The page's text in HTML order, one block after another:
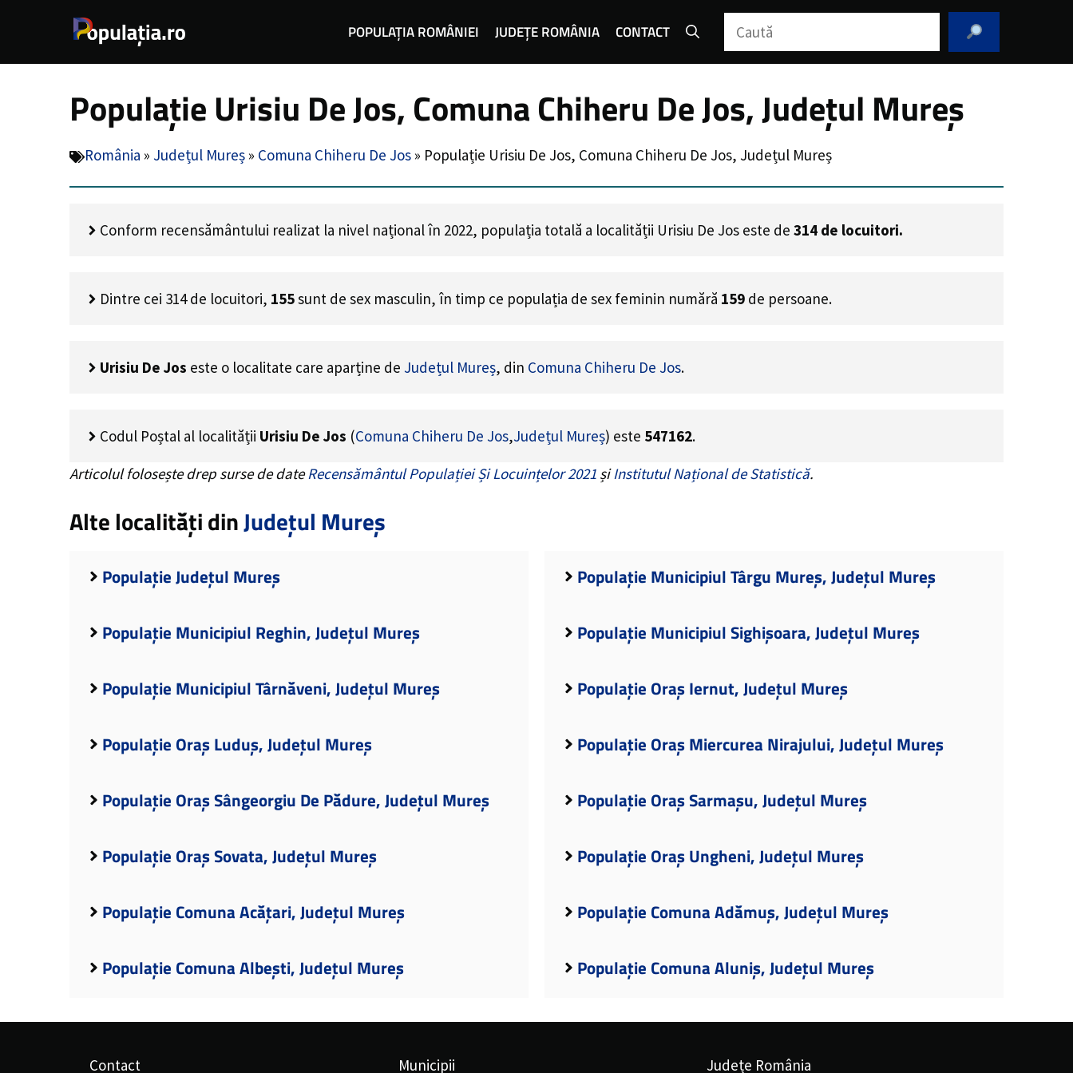
POPULAȚIA ROMÂNIEI JUDEȚE ROMÂNIA CONTACT Caută
Populație Urisiu De Jos, Comuna Chiheru De Jos, Județul Mureș
România » Județul Mureș » Comuna Chiheru De Jos » Populație Urisiu De Jos, Comuna Chiheru De Jos, Județul Mureș
Conform recensământului realizat la nivel național în 2022, populația totală a localității Urisiu De Jos este de 314 de locuitori.
Dintre cei 314 de locuitori, 155sunt de sex masculin, în timp ce populația de sex feminin numără 159 de persoane.
Urisiu De Jos este o localitate care aparține de Județul Mureș, din Comuna Chiheru De Jos.
Codul Poștal al localității Urisiu De Jos (Comuna Chiheru De Jos,Județul Mureș) este 547162.
Articolul folosește drep surse de dateRecensământul Populației Și Locuințelor 2021 șiInstitutul Național de Statistică.
Alte localități dinJudețul Mureș
Populație Județul Mureș Populație Municipiul Târgu Mureș, Județul Mureș
Populație Municipiul Reghin, Județul Mureș Populație Municipiul Sighișoara, Județul Mureș
Populație Municipiul Târnăveni, Județul Mureș Populație Oraș Iernut, Județul Mureș
Populație Oraș Luduș, Județul Mureș Populație Oraș Miercurea Nirajului, Județul Mureș
Populație Oraș Sângeorgiu De Pădure, Județul Mureș Populație Oraș Sarmașu, Județul Mureș
Populație Oraș Sovata, Județul Mureș Populație Oraș Ungheni, Județul Mureș
Populație Comuna Acățari, Județul Mureș Populație Comuna Adămuș, Județul Mureș
Populație Comuna Albești, Județul Mureș Populație Comuna Aluniș, Județul Mureș
Contact Municipii Județe România